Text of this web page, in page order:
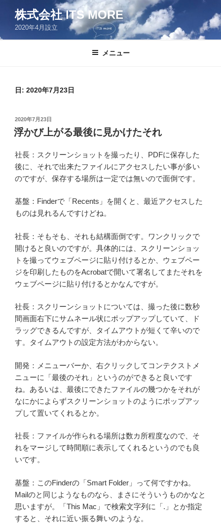
ン
株式会社 ITS MORE
2020年4月設立
メニュー
日: 2020年7月23日
投
稿
日:
2020年7月23日
浮かび上がる最後に見かけたそれ
社長：スクリーンショットを撮ったり、PDFに保存した
後に、それで出来たファイルにアクセスしたい事が多い
のですが、保存する場所は一定では無いので面倒です。
基盤：Finderで「Recents」を開くと、最近アクセスした
ものは見れるんですけどね。
社長：そもそも、それも結構面倒です。ワンクリックで
開けると良いのですが。具体的には、スクリーンショッ
トを撮ってウェブページに貼り付けるとか、ウェブペー
ジを印刷したものをAcrobatで開いて署名してまたそれを
ウェブページに貼り付けるとかなんですが。
社長：スクリーンショットについては、撮った後に数秒
間画面右下にサムネール状にポップアップしていて、ド
ラッグできるんですが、タイムアウトが短くて辛いので
す。タイムアウトの設定方法がわからない。
開発：メニューバーか、右クリックしてコンテクストメ
ニューに「最後のそれ」というのができると良いです
ね。あるいは、最後にできたファイルの幾つかをそれが
なにかによらずスクリーンショットのようにポップアッ
プして置いてくれるとか。
社長：ファイルが作られる場所は数カ所程度なので、そ
れをマージして時間順に表示してくれるというのでも良
いです。
基盤：このFinderの「Smart Folder」って何ですかね。
Mailのと同じようなものなら、まさにそういうものかなと
思いますが。「This Mac」で検索文字列に「.」とか指定
すると、それに近い振る舞いのような。